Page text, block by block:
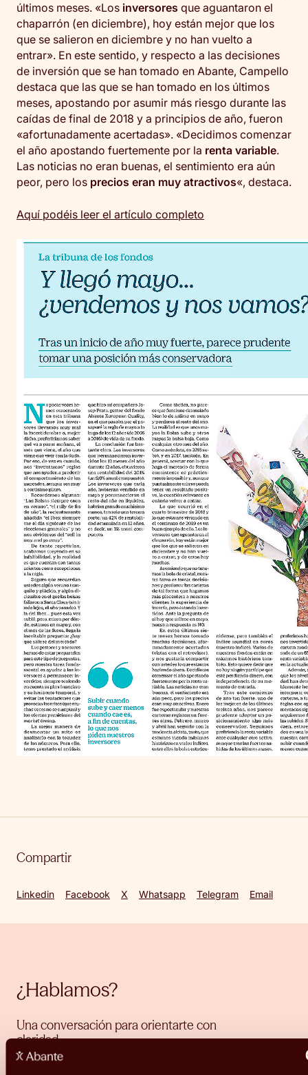
últimos meses. «Los inversores que aguantaron el
chaparrón (en diciembre), hoy están mejor que los
que se salieron en diciembre y no han vuelto a
entrar». En este sentido, y respecto a las decisiones
de inversión que se han tomado en Abante, Campello
destaca que las que se han tomado en los últimos
meses, apostando por asumir más riesgo durante las
caídas de final de 2018 y a principios de año, fueron
«afortunadamente acertadas». «Decidimos comenzar
el año apostando fuertemente por la renta variable.
Las noticias no eran buenas, el sentimiento era aún
peor, pero los precios eran muy atractivos«, destaca.
Aquí podéis leer el artículo completo
Compartir
Linkedin Facebook X Whatsapp Telegram Email
¿Hablamos?
Una conversación para orientarte con
claridad.